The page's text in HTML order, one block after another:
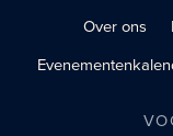
Over ons